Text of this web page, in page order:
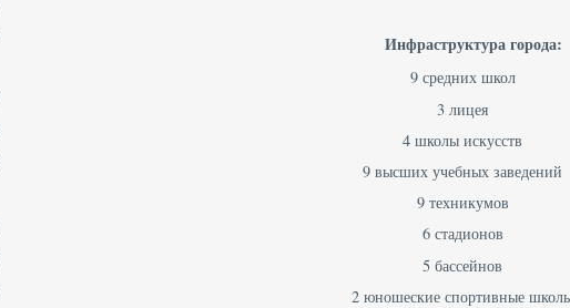
Инфраструктура города:
9 средних школ
3 лицея
4 школы искусств
9 высших учебных заведений
9 техникумов
6 стадионов
5 бассейнов
2 юношеские спортивные